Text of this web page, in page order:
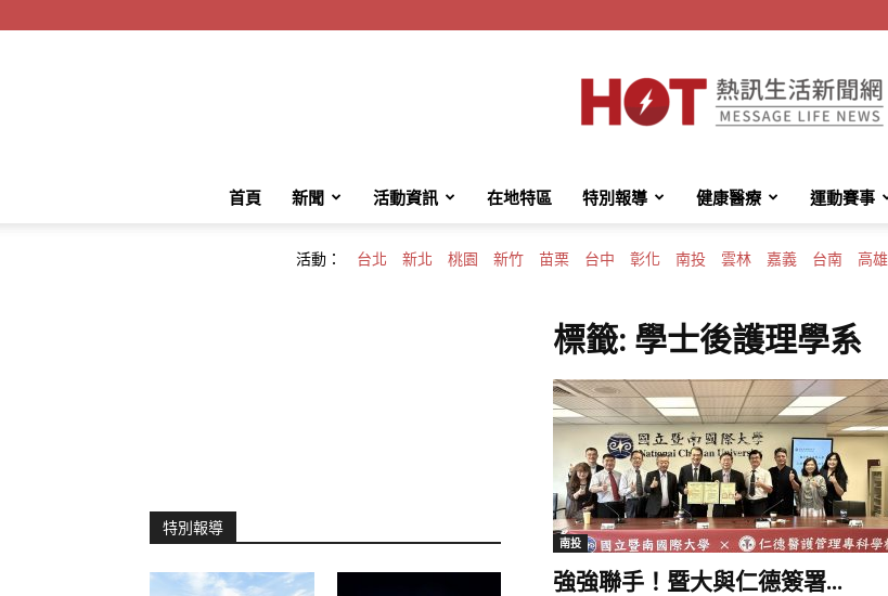
HotMessage
熱
訊
首頁 新聞 活動資訊 在地特區 特別報導 健康醫療 運動賽事
活動： 台北 新北 桃園 新竹 苗栗 台中 彰化 南投 雲林 嘉義 台南 高雄
標籤: 學士後護理學系
南投
強強聯手！暨大與仁德簽署...
特別報導